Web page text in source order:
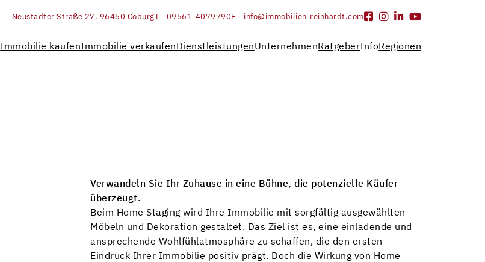
Neustadter Straße 27, 96450 CoburgT - 09561-4079790E - info@immobilien-reinhardt.com
Immobilie kaufenImmobilie verkaufenDienstleistungenUnternehmenRatgeberInfoRegionen
Verwandeln Sie Ihr Zuhause in eine Bühne, die potenzielle Käufer
überzeugt.
Beim Home Staging wird Ihre Immobilie mit sorgfältig ausgewählten
Möbeln und Dekoration gestaltet. Das Ziel ist es, eine einladende und
ansprechende Wohlfühlatmosphäre zu schaffen, die den ersten
Eindruck Ihrer Immobilie positiv prägt. Doch die Wirkung von Home